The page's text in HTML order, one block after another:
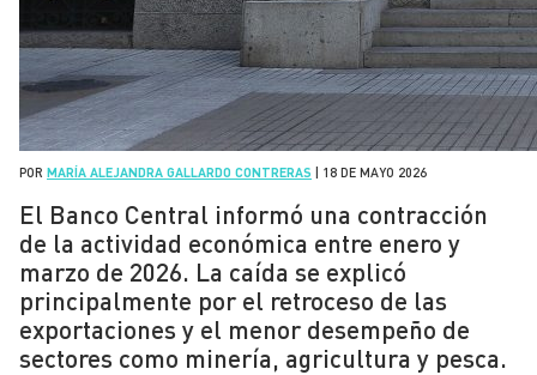
POR MARÍA ALEJANDRA GALLARDO CONTRERAS 18 DE MAYO 2026
El Banco Central informó una contracción
de la actividad económica entre enero y
marzo de 2026. La caída se explicó
principalmente por el retroceso de las
exportaciones y el menor desempeño de
sectores como minería, agricultura y pesca.